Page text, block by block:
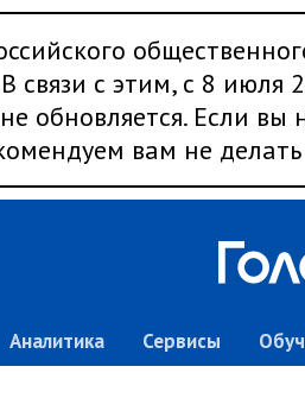
связи с этим, с 8 июля
обновляется. Если
вам не делать
Аналитика Сервисы